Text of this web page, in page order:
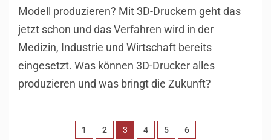
Modell produzieren? Mit 3D-Druckern geht das
jetzt schon und das Verfahren wird in der
Medizin, Industrie und Wirtschaft bereits
eingesetzt. Was können 3D-Drucker alles
produzieren und was bringt die Zukunft?
1 2 3 4 5 6